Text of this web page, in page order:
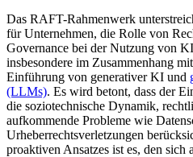
Das RAFT-Rahmenwerk
für Unternehmen, die Rolle von
Governance bei der Nutzung von
insbesondere im Zusammenhang
Einführung von generativer KI und
(LLMs). Es wird betont, dass der
die soziotechnische Dynamik,
aufkommende Probleme wie
Urheberrechtsverletzungen
proaktiven Ansatzes ist es, den sich